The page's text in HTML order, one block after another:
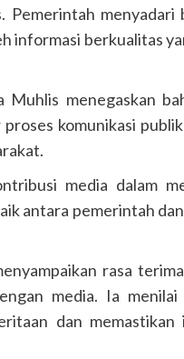
Pemerintah
informasi berkualitas
Muhlis menegaskan
komunikasi
media dalam
antara pemerintah
rasa
media. Ia
dan